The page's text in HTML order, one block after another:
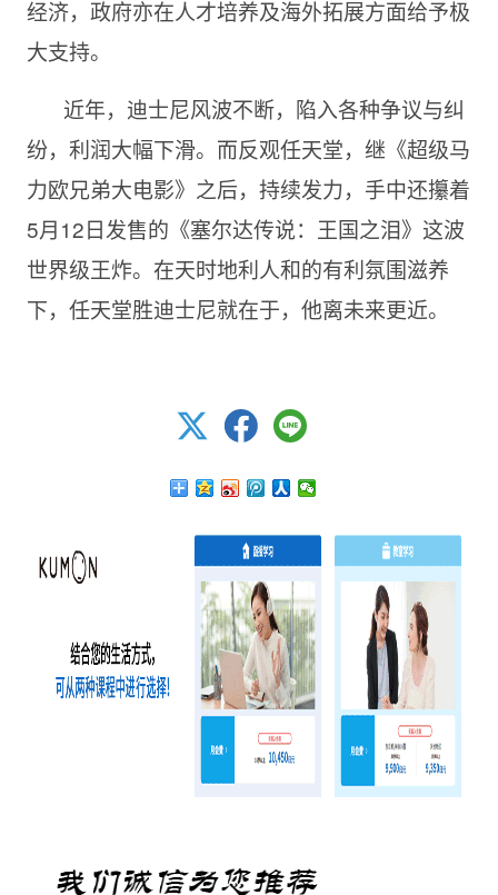
经济，政府亦在人才培养及海外拓展方面给予极
大支持。
近年，迪士尼风波不断，陷入各种争议与纠
纷，利润大幅下滑。而反观任天堂，继《超级马
力欧兄弟大电影》之后，持续发力，手中还攥着
5月12日发售的《塞尔达传说：王国之泪》这波
世界级王炸。在天时地利人和的有利氛围滋养
下，任天堂胜迪士尼就在于，他离未来更近。